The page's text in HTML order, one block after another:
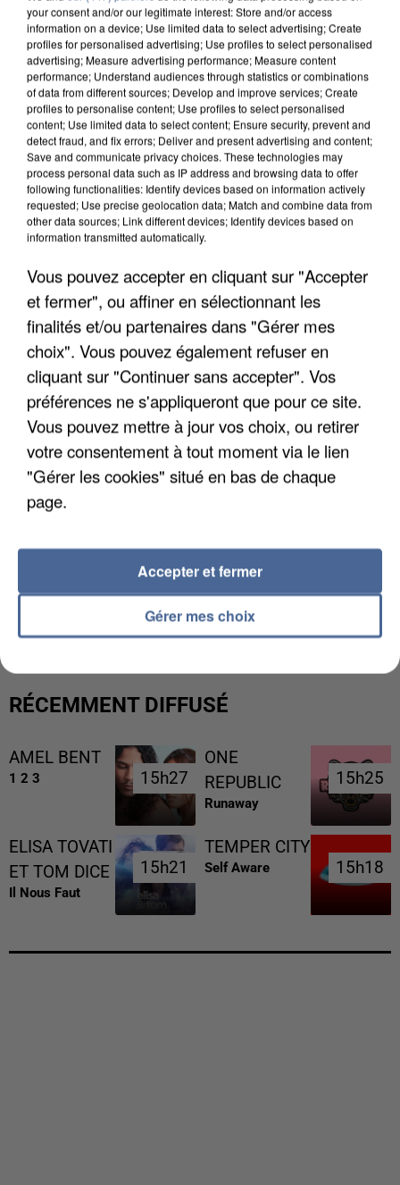
APRÈS TOUTES CES CANICULES, LES REFUGES
DE FAUNE SAUVAGE SONT...
L’UN DES FONDATEURS SUPPOSÉS DE LA DZ
MAFIA INTERPELLÉ EN ALGÉRIE
RÉCEMMENT DIFFUSÉ
AMEL BENT
1 2 3 15h27
15h27
ONE
REPUBLIC
Runaway
15h25
15h25
ELISA TOVATI
ET TOM DICE
Il Nous Faut
15h21
15h21
TEMPER CITY
Self Aware 15h18
15h18
your consent and/or our legitimate interest: Store and/or access
information on a device; Use limited data to select advertising; Create
profiles for personalised advertising; Use profiles to select personalised
advertising; Measure advertising performance; Measure content
performance; Understand audiences through statistics or combinations
of data from different sources; Develop and improve services; Create
profiles to personalise content; Use profiles to select personalised
content; Use limited data to select content; Ensure security, prevent and
detect fraud, and fix errors; Deliver and present advertising and content;
Save and communicate privacy choices. These technologies may
process personal data such as IP address and browsing data to offer
following functionalities: Identify devices based on information actively
requested; Use precise geolocation data; Match and combine data from
other data sources; Link different devices; Identify devices based on
information transmitted automatically.
Vous pouvez accepter en cliquant sur "Accepter
et fermer", ou affiner en sélectionnant les
finalités et/ou partenaires dans "Gérer mes
choix". Vous pouvez également refuser en
cliquant sur "Continuer sans accepter". Vos
préférences ne s'appliqueront que pour ce site.
Vous pouvez mettre à jour vos choix, ou retirer
votre consentement à tout moment via le lien
"Gérer les cookies" situé en bas de chaque
page.
Gérer mes choix
Accepter et fermer